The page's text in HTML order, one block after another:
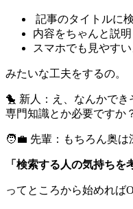
記事のタイトルに
内容をちゃんと説
スマホでも見やす
みたいな工夫をするの。
🐤 新人：え、なんかで
専門知識とか必要ですか
🧑‍💼 先輩：もちろん奥は
「検索する人の気持ちを
ってところから始めれば